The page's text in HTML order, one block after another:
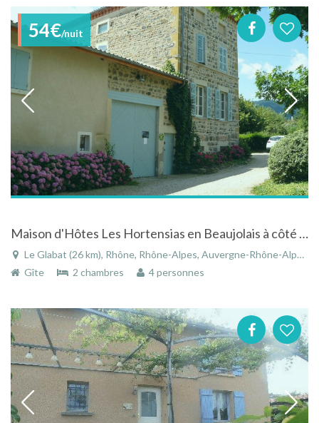
54€/nuit
Maison d'Hôtes Les Hortensias en Beaujolais à côté du village de Clochermerle.
Le Glabat (26 km), Rhône, Rhône-Alpes, Auvergne-Rhône-Alpes, France
Gîte
2 chambres 4 personnes